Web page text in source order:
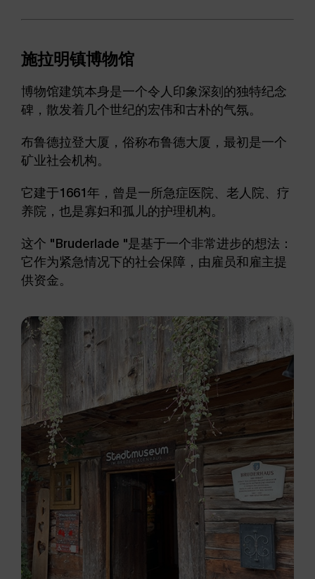
施拉明镇博物馆
博物馆建筑本身是一个令人印象深刻的独特纪念
碑，散发着几个世纪的宏伟和古朴的气氛。
布鲁德拉登大厦，俗称布鲁德大厦，最初是一个
矿业社会机构。
它建于1661年，曾是一所急症医院、老人院、疗
养院，也是寡妇和孤儿的护理机构。
这个 "Bruderlade "是基于一个非常进步的想法：
它作为紧急情况下的社会保障，由雇员和雇主提
供资金。